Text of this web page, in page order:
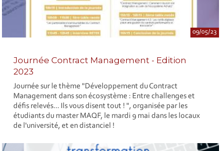
09/05/23
Journée Contract Management - Edition
2023
Journée sur le thème "Développement du Contract
Management dans son écosystème : Entre challenges et
défis relevés... Ils vous disent tout ! ", organisée par les
étudiants du master MAQF, le mardi 9 mai dans les locaux
de l'université, et en distanciel !